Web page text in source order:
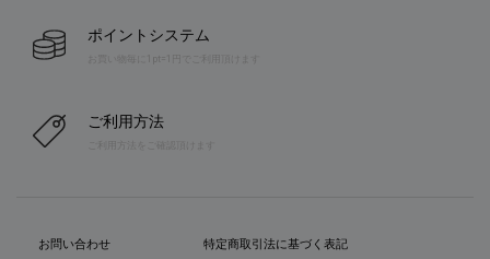
ポイントシステム
お買い物毎に1pt=1円でご利用頂けます
ご利用方法
お問い合わせ
特定商取引法に基づく表記